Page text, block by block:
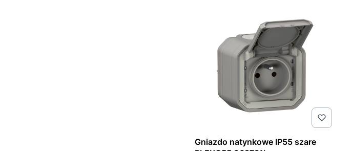
Gniazdo natynkowe IP55 szare